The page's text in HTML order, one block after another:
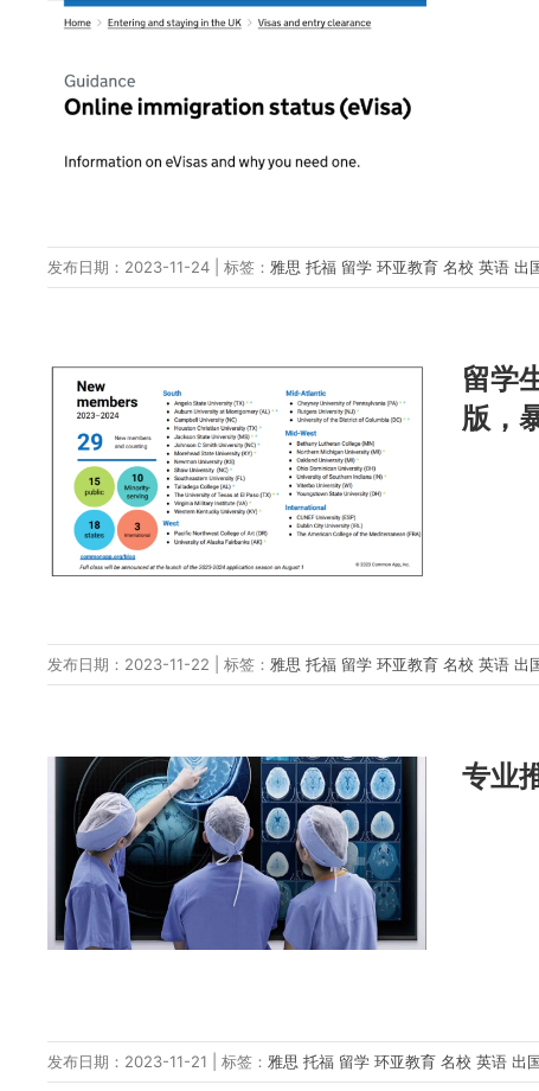
发布日期：2023-11-24 | 标签： 雅思托福 留学环亚教育名校英语出
留学
版，
发布日期：2023-11-22 | 标签： 雅思托福 留学环亚教育名校英语出
专业
发布日期：2023-11-21 | 标签： 雅思托福 留学环亚教育名校英语出